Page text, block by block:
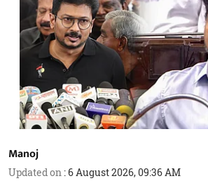
Manoj
Updated on :6 August 2026, 09:36 AM